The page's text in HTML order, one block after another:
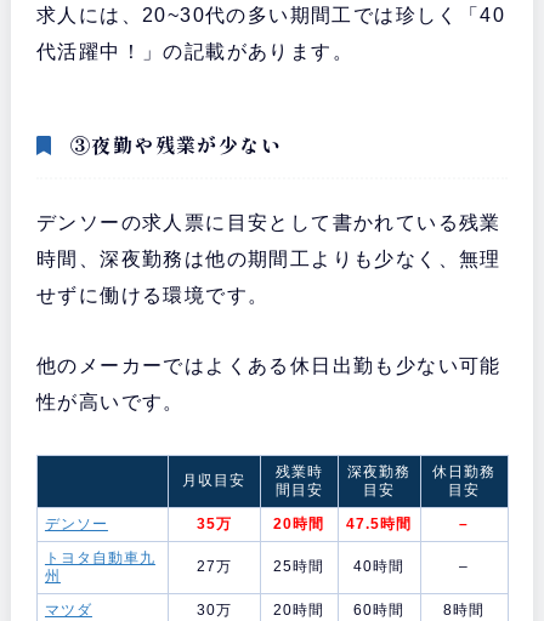
求人には、20~30代の多い期間工では珍しく「40
代活躍中！」の記載があります。
③夜勤や残業が少ない
デンソーの求人票に目安として書かれている残業
時間、深夜勤務は他の期間工よりも少なく、無理
せずに働ける環境です。
他のメーカーではよくある休日出勤も少ない可能
性が高いです。
月収目安
残業時
間目安
深夜勤務
目安
休日勤務
目安
デンソー
35万 20時間 47.5時間
–
トヨタ自動車九
州
27万 25時間 40時間 –
マツダ 30万 20時間 60時間 8時間